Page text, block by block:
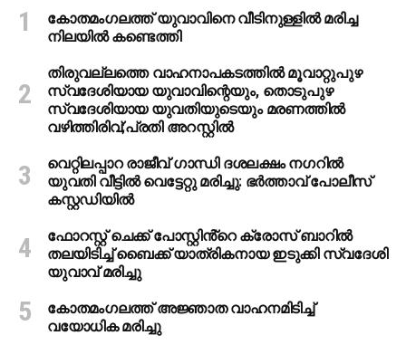
കോതമംഗലത്ത് യുവാവിനെ വീടിനുള്ളിൽ മരിച്ച
നിലയിൽ കണ്ടെത്തി
തിരുവല്ലത്തെ വാഹനാപകടത്തില്‍ മൂവാറ്റുപുഴ
സ്വദേശിയായ യുവാവിന്റെയും, തൊടുപുഴ
സ്വദേശിയായ യുവതിയുടെയും മരണത്തില്‍
വഴിത്തിരിവ്;പ്രതി അറസ്റ്റില്‍
വെറ്റിലപ്പാറ രാജീവ് ഗാന്ധി ദശലക്ഷം നഗറിൽ
യുവതി വീട്ടിൽ വെട്ടേറ്റു മരിച്ചു: ഭർത്താവ് പോലീസ്
കസ്റ്റഡിയിൽ
ഫോറസ്റ്റ് ചെക്ക് പോസ്റ്റിൻ്റെ ക്രോസ് ബാറില്‍
തലയിടിച്ച് ബൈക്ക് യാത്രികനായ ഇടുക്കി സ്വദേശി
യുവാവ് മരിച്ചു
കോതമംഗലത്ത് അജ്ഞാത വാഹനമിടിച്ച്
വയോധിക മരിച്ചു